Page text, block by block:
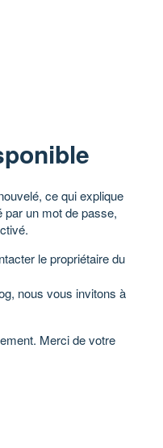
ce qui explique
par un mot de passe,
le propriétaire du
nous vous invitons à
Merci de votre